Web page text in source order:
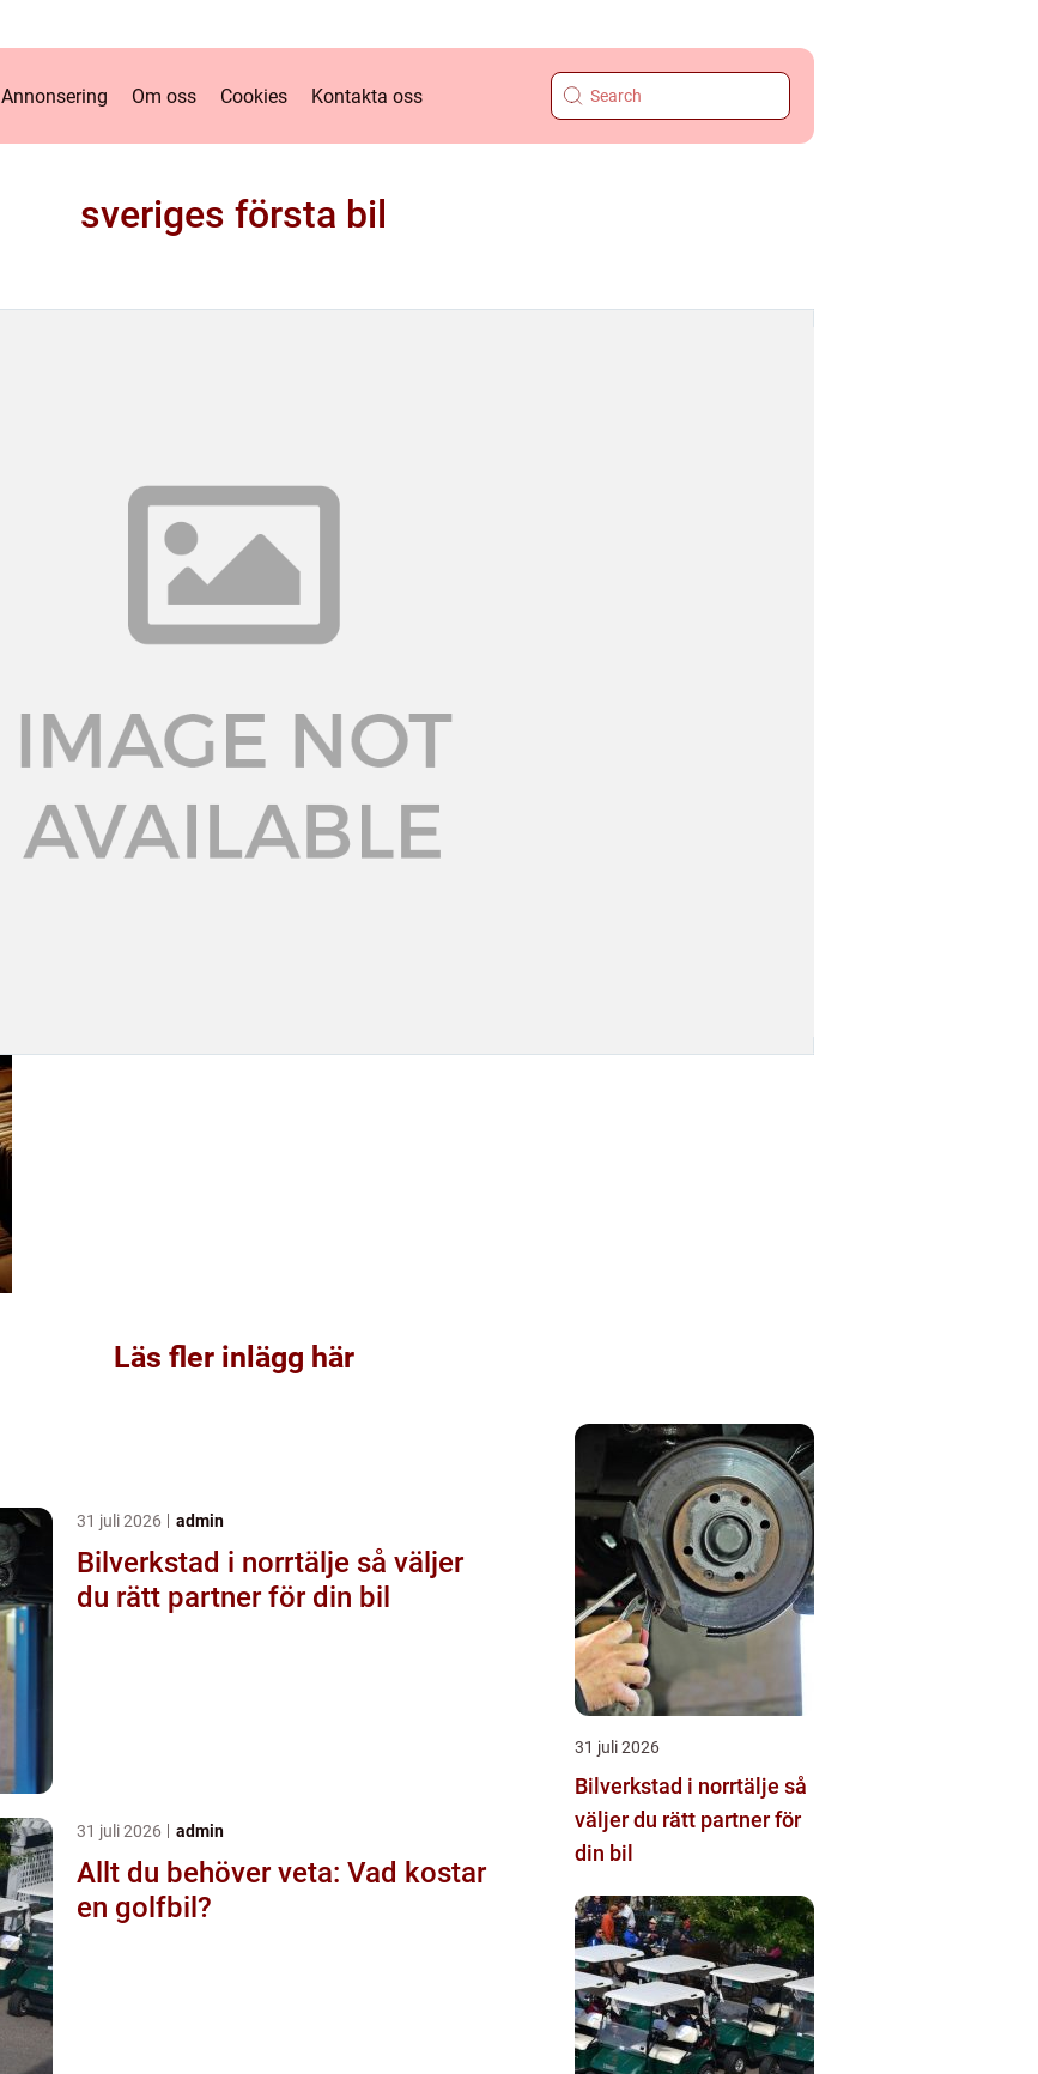
Annonsering Om oss Cookies Kontakta oss
sveriges första bil
Läs fler inlägg här
31 juli 2026 admin
Bilverkstad i norrtälje så väljer
du rätt partner för din bil
31 juli 2026 admin
Allt du behöver veta: Vad kostar
en golfbil?
31 juli 2026
Bilverkstad i norrtälje så
väljer du rätt partner för
din bil